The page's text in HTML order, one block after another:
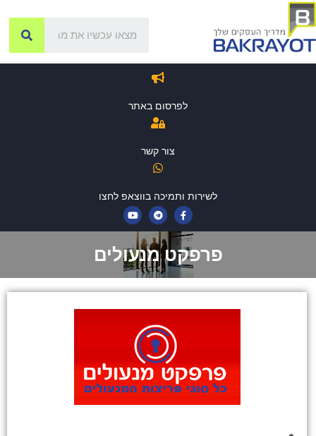
לפרסום באתר
צור קשר
לשירות ותמיכה בווצאפ לחצו
פרפקט מנעולים